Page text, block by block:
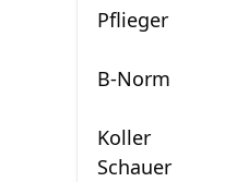
Pflieger
B-Norm
Koller
Schauer